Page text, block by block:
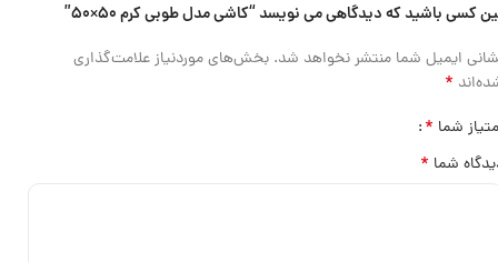
کسی باشید که دیدگاهی می نویسد “کاشی مدل طوبی کرم ۵۰×۵۰”
ایمیل شما منتشر نخواهد شد. بخش‌های موردنیاز علامت‌گذاری
*
شما *
شما *